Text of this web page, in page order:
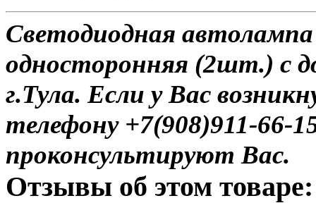
Светодиодная
односторонняя (2шт.) с
г.Тула. Если у Вас
телефону +7(908)911-
проконсультируют Вас.
Отзывы об этом товаре: